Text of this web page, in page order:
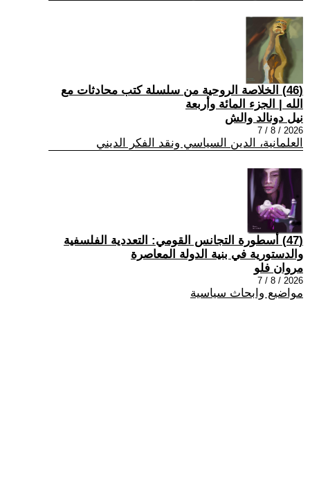
(46) الخلاصة الروحية من سلسلة كتب محادثات مع
الله | الجزء المائة وأربعة
نيل دونالد والش
2026 / 8 / 7
العلمانية، الدين السياسي ونقد الفكر الديني
(47) أسطورة التجانس القومي: التعددية الفلسفية
والدستورية في بنية الدولة المعاصرة
مروان فلو
2026 / 8 / 7
مواضيع وابحاث سياسية